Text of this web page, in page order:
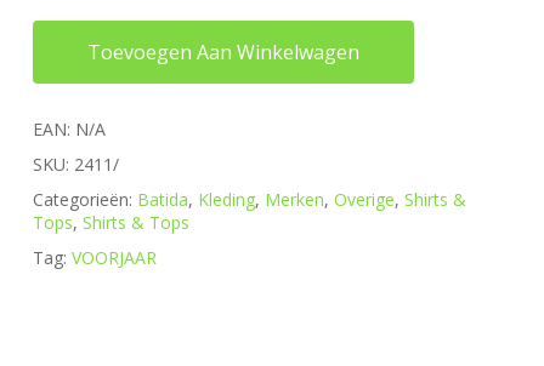
Toevoegen Aan Winkelwagen
EAN: N/A
SKU: 2411/
Categorieën: Batida, Kleding, Merken, Overige, Shirts &
Tops, Shirts & Tops
Tag: VOORJAAR